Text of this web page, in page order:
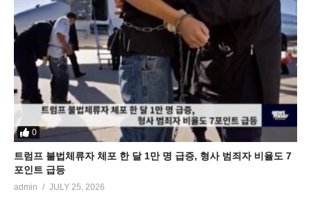
0
트럼프 불법체류자 체포 한 달 1만 명 급증, 형사 범죄자 비율도 7
포인트 급등
admin JULY 25, 2026